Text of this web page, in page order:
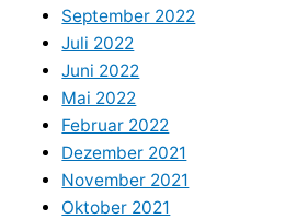
September 2022
Juli 2022
Juni 2022
Mai 2022
Februar 2022
Dezember 2021
November 2021
Oktober 2021